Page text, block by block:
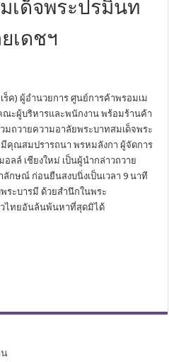
เด็จพระปรมินท
เดชฯ
ค) ผู้อำนวยการ ศูนย์การค้าพรอมเม
ณะผู้บริหารและพนักงาน พร้อมร้านค้า
มถวายความอาลัยพระบาทสมเด็จพระ
คุณสมปรารถนา พรหมลังกา ผู้จัดการ
ลล์ เชียงใหม่ เป็นผู้นำกล่าวถวาย
กษณ์ ก่อนยืนสงบนิ่งเป็นเวลา 9 นาที
ระบารมี ด้วยสำนึกในพระ
ไทยอันล้นพ้นหาที่สุดมิได้
น